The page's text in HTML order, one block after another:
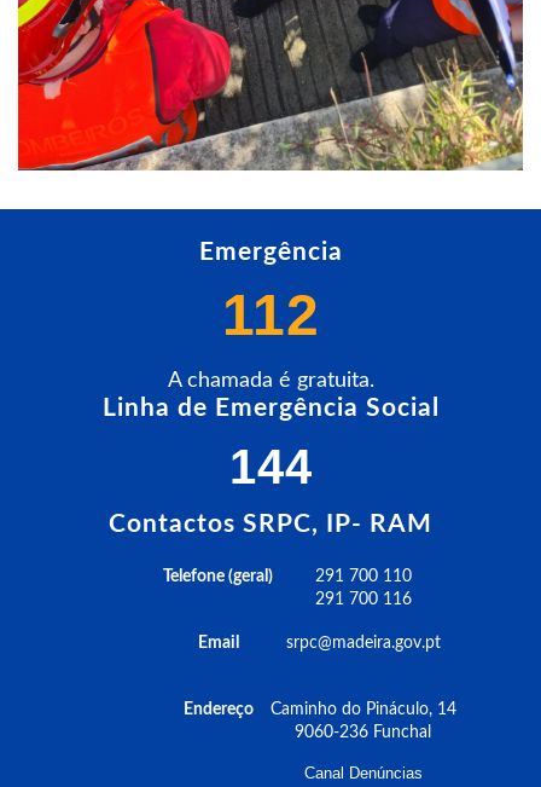
Emergência
112
A chamada é gratuita.
Linha de Emergência Social
144
Contactos SRPC, IP- RAM
Telefone (geral)
Email
Endereço
291 700 110
291 700 116
srpc@madeira.gov.pt
Caminho do Pináculo, 14
9060-236 Funchal
Canal Denúncias